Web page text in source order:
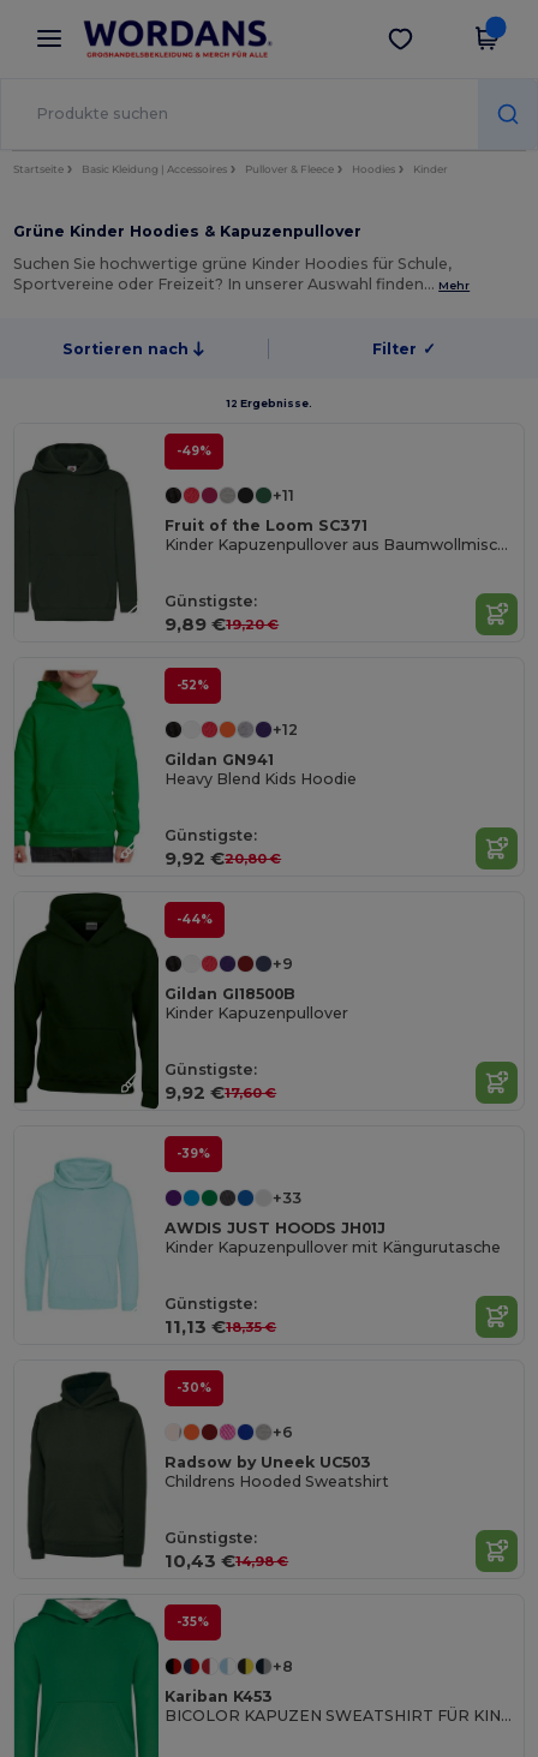
× Wordans App
Bessere Preise in der App!
App holen
Startseite Basic Kleidung | Accessoires Pullover & Fleece Hoodies Kinder
Grüne Kinder Hoodies & Kapuzenpullover
Suchen Sie hochwertige grüne Kinder Hoodies für Schule,
Sportvereine oder Freizeit? In unserer Auswahl finden… Mehr
Sortieren nach Filter ✓
12 Ergebnisse.
-49%
+11
Fruit of the Loom SC371
Kinder Kapuzenpullover aus Baumwollmischung
Günstigste:
9,89 €19,20 €
-52%
+12
Gildan GN941
Heavy Blend Kids Hoodie
Günstigste:
9,92 €20,80 €
-44%
+9
Gildan GI18500B
Kinder Kapuzenpullover
Günstigste:
9,92 €17,60 €
-39%
+33
AWDIS JUST HOODS JH01J
Kinder Kapuzenpullover mit Kängurutasche
Günstigste:
11,13 €18,35 €
-30%
+6
Radsow by Uneek UC503
Childrens Hooded Sweatshirt
Günstigste:
10,43 €14,98 €
-35%
+8
Kariban K453
BICOLOR KAPUZEN SWEATSHIRT FÜR KINDER